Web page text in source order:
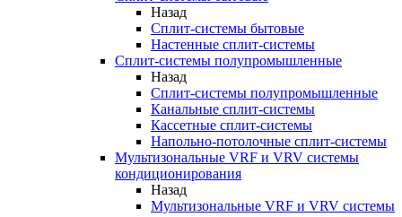
Назад
Сплит-системы бытовые
Настенные сплит-системы
Сплит-системы полупромышленные
Назад
Сплит-системы полупромышленные
Канальные сплит-системы
Кассетные сплит-системы
Напольно-потолочные сплит-системы
Мультизональные VRF и VRV системы
кондиционирования
Назад
Мультизональные VRF и VRV системы